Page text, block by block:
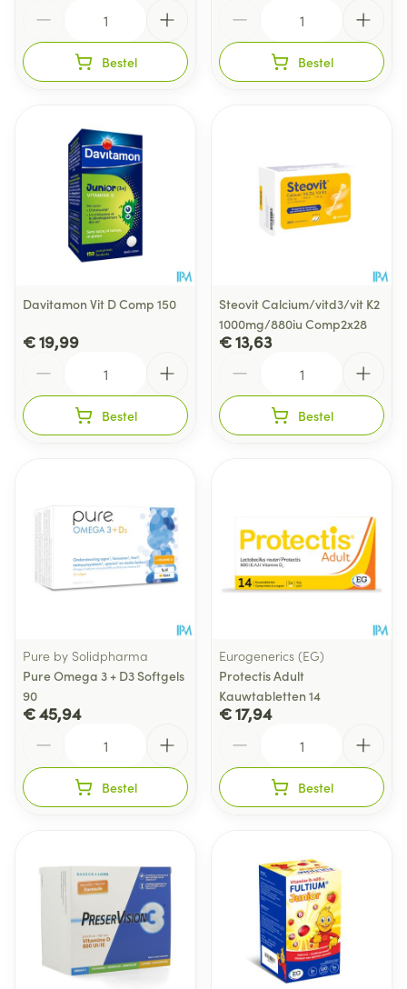
Bestel Bestel
Davitamon Vit D Comp 150
€ 19,99
Bestel
Steovit Calcium/vitd3/vit K2
1000mg/880iu Comp2x28
€ 13,63
Bestel
Pure by Solidpharma
Pure Omega 3 + D3 Softgels
90
€ 45,94
Bestel
Eurogenerics (EG)
Protectis Adult
Kauwtabletten 14
€ 17,94
Bestel